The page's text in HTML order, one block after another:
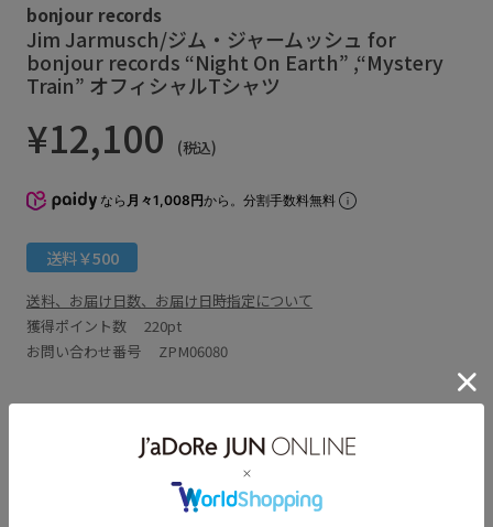
bonjour records
Jim Jarmusch/ジム・ジャームッシュ for
bonjour records “Night On Earth” ,“Mystery
Train” オフィシャルTシャツ
¥12,100 (税込)
なら 月々1,008円から。分割手数料無料
送料￥500
送料、お届け日数、お届け日時指定について
獲得ポイント数 220pt
お問い合わせ番号 ZPM06080
サイズ・素材・お手入れ方法